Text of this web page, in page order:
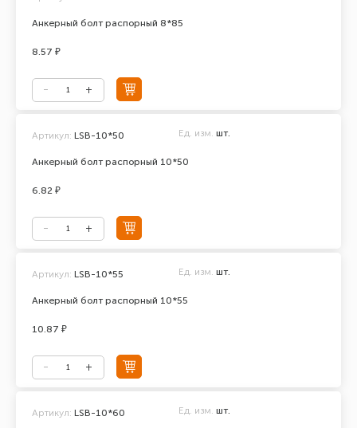
Анкерный болт распорный 8*85
8.57 ₽
Анкерный болт распорный 10*50
Артикул: LSB-10*50 Ед. изм. шт.
6.82 ₽
Анкерный болт распорный 10*55
Артикул: LSB-10*55 Ед. изм. шт.
10.87 ₽
Артикул: LSB-10*60 Ед. изм. шт.